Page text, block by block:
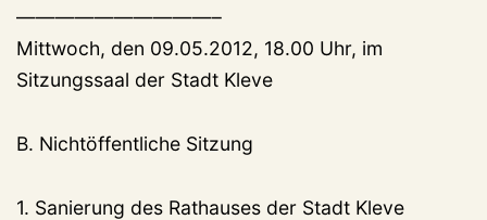
——————————–
Mittwoch, den 09.05.2012, 18.00 Uhr, im
Sitzungssaal der Stadt Kleve
B. Nichtöffentliche Sitzung
1. Sanierung des Rathauses der Stadt Kleve